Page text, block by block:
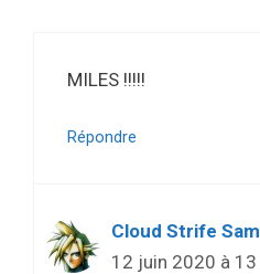
MILES !!!!!
Répondre
Cloud Strife
12 juin 2020 à